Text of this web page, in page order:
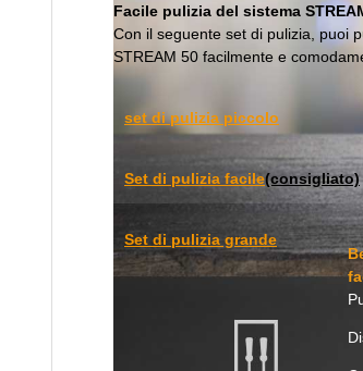
Facile pulizia del sistema
Con il seguente set di pulizia, puoi
STREAM 50 facilmente e
set di pulizia piccolo
Set di pulizia facile(consigliato)
Set di pulizia grande